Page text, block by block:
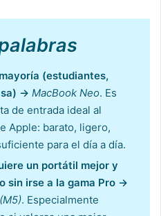
(estudiantes,
→ MacBook Neo. Es
de entrada ideal al
Apple: barato, ligero,
para el día a día.
un portátil mejor y
sin irse a la gama Pro →
. Especialmente